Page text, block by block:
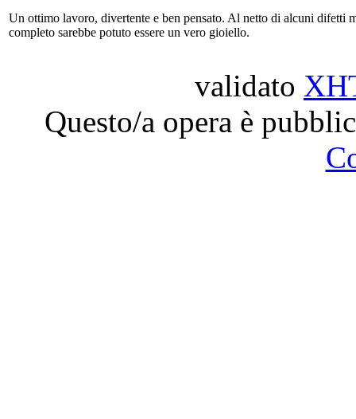
Un ottimo lavoro, divertente e ben pensato. Al netto di alcuni difetti
completo sarebbe potuto essere un vero gioiello.
validato
Questo/a opera è